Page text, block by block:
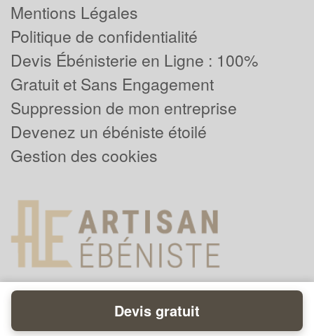
Mentions Légales
Politique de confidentialité
Devis Ébénisterie en Ligne : 100%
Gratuit et Sans Engagement
Suppression de mon entreprise
Devenez un ébéniste étoilé
Gestion des cookies
Powered byPlus que pro
Devis gratuit